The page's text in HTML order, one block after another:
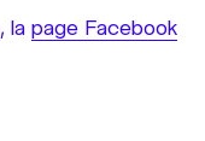
, la page Facebook